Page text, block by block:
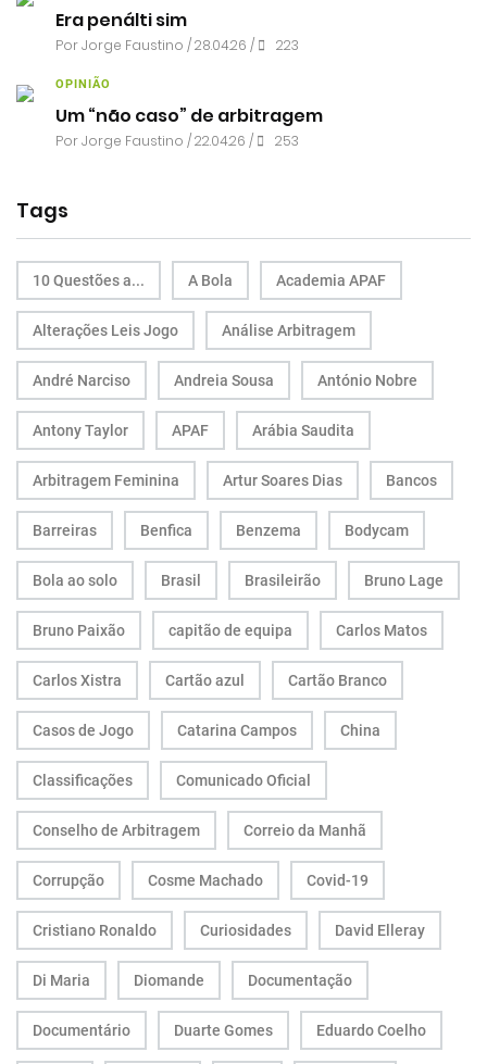
Era penálti sim
PorJorge Faustino / 28.04.26 / 223
OPINIÃO
Um “não caso” de arbitragem
PorJorge Faustino / 22.04.26 / 253
Tags
10 Questões a... A Bola Academia APAF
Alterações Leis Jogo Análise Arbitragem
André Narciso Andreia Sousa António Nobre
Antony Taylor APAF Arábia Saudita
Arbitragem Feminina Artur Soares Dias Bancos
Barreiras Benfica Benzema Bodycam
Bola ao solo Brasil Brasileirão Bruno Lage
Bruno Paixão capitão de equipa Carlos Matos
Carlos Xistra Cartão azul Cartão Branco
Casos de Jogo Catarina Campos China
Classificações Comunicado Oficial
Conselho de Arbitragem Correio da Manhã
Corrupção Cosme Machado Covid-19
Cristiano Ronaldo Curiosidades David Elleray
Di Maria Diomande Documentação
Documentário Duarte Gomes Eduardo Coelho